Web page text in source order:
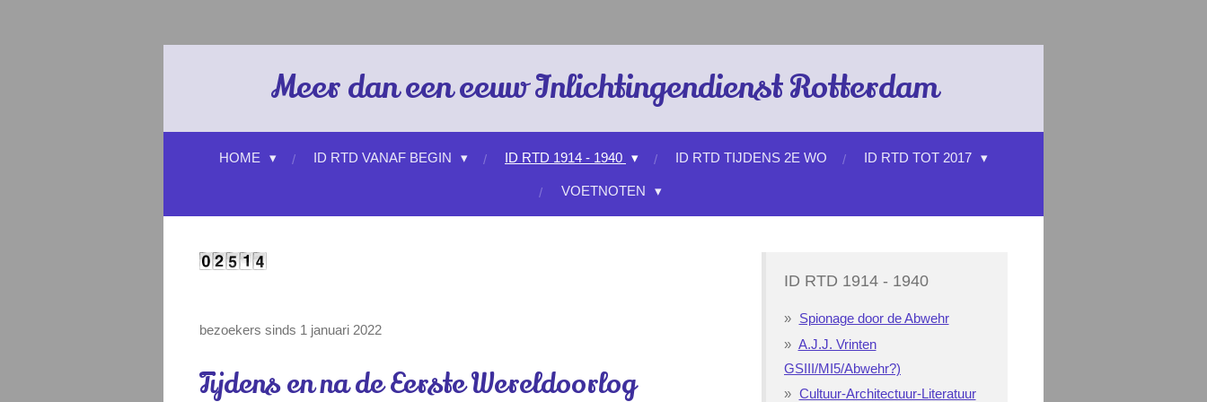
Meer dan een eeuw Inlichtingendienst Rotterdam
HOME ID RTD VANAF BEGIN ID RTD 1914 - 1940 ID RTD TIJDENS 2E WO ID RTD TOT 2017
VOETNOTEN
bezoekers sinds 1 januari 2022
Tijdens en na de Eerste Wereldoorlog
ID RTD 1914 - 1940
Spionage door de Abwehr
A.J.J. Vrinten
GSIII/MI5/Abwehr?)
Cultuur-Architectuur-Literatuur